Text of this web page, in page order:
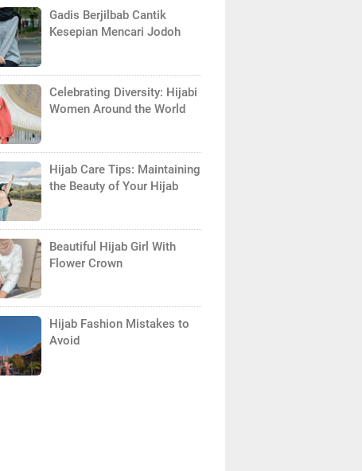
Gadis Berjilbab Cantik
Kesepian Mencari Jodoh
Celebrating Diversity: Hijabi
Women Around the World
Hijab Care Tips: Maintaining
the Beauty of Your Hijab
Beautiful Hijab Girl With
Flower Crown
Hijab Fashion Mistakes to
Avoid